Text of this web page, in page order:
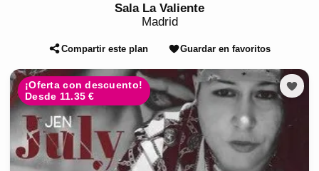
Sala La Valiente
Madrid
Compartir este plan Guardar en favoritos
¡Oferta con descuento!
Desde 11.35 €